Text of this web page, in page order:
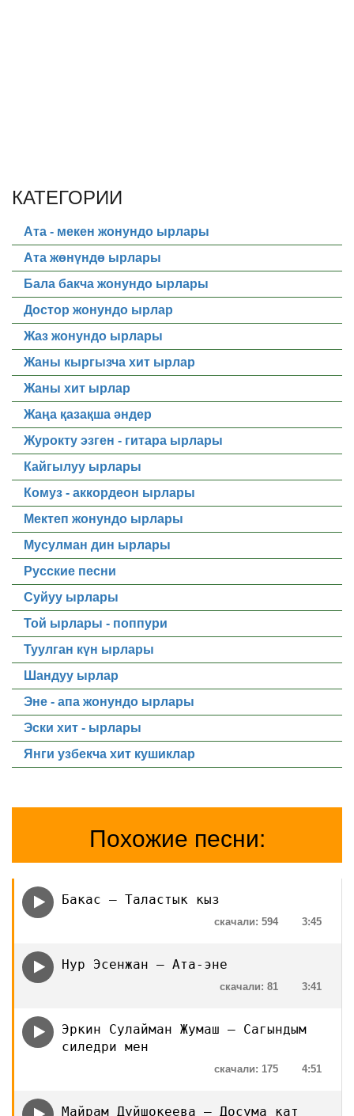
КАТЕГОРИИ
Ата - мекен жонундо ырлары
Ата жөнүндө ырлары
Бала бакча жонундо ырлары
Достор жонундо ырлар
Жаз жонундо ырлары
Жаны кыргызча хит ырлар
Жаны хит ырлар
Жаңа қазақша әндер
Журокту эзген - гитара ырлары
Кайгылуу ырлары
Комуз - аккордеон ырлары
Мектеп жонундо ырлары
Мусулман дин ырлары
Русские песни
Суйуу ырлары
Той ырлары - поппури
Туулган күн ырлары
Шандуу ырлар
Эне - апа жонундо ырлары
Эски хит - ырлары
Янги узбекча хит кушиклар
Похожие песни:
Бакас — Таластык кыз
3:45
скачали: 594
Нур Эсенжан — Ата-эне
3:41
скачали: 81
Эркин Сулайман Жумаш — Сагындым
силедри мен
4:51
скачали: 175
Майрам Дуйшокеева — Досума кат